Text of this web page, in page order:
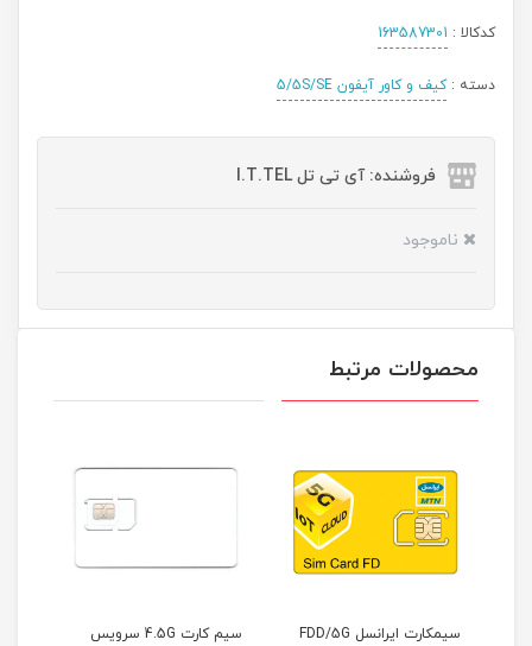
کدکالا : 163587301
دسته :کیف و کاور آیفون 5/5S/SE
فروشنده: آی تی تل I.T.TEL
ناموجود
محصولات مرتبط
سیمکارت ایرانسل FDD/5G
سیم کارت 4.5G سرویس